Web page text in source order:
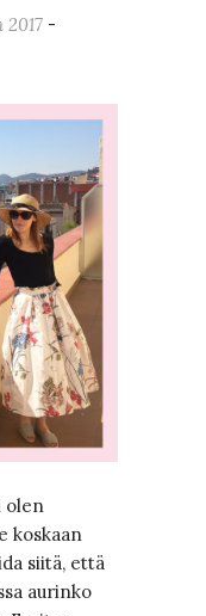
-
olen
koskaan
siitä, että
aurinko